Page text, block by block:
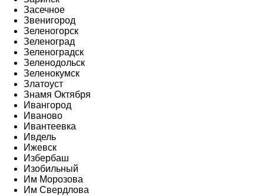
Засечное
Звенигород
Зеленогорск
Зеленоград
Зеленоградск
Зеленодольск
Зеленокумск
Златоуст
Знамя Октября
Ивангород
Иваново
Ивантеевка
Ивдель
Ижевск
Избербаш
Изобильный
Им Морозова
Им Свердлова